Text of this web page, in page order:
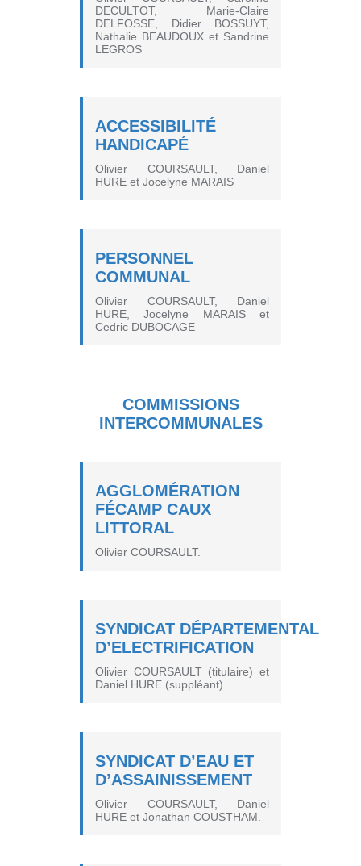
DECULTOT, Marie-Claire
DELFOSSE, Didier BOSSUYT,
Nathalie BEAUDOUX et Sandrine
LEGROS
ACCESSIBILITÉ
HANDICAPÉ
Olivier COURSAULT, Daniel
HURE et Jocelyne MARAIS
PERSONNEL
COMMUNAL
Olivier COURSAULT, Daniel
HURE, Jocelyne MARAIS et
Cedric DUBOCAGE
COMMISSIONS
INTERCOMMUNALES
AGGLOMÉRATION
FÉCAMP CAUX
LITTORAL
Olivier COURSAULT.
SYNDICAT DÉPARTEMENTAL
D’ELECTRIFICATION
Olivier COURSAULT (titulaire) et
Daniel HURE (suppléant)
SYNDICAT D’EAU ET
D’ASSAINISSEMENT
Olivier COURSAULT, Daniel
HURE et Jonathan COUSTHAM.